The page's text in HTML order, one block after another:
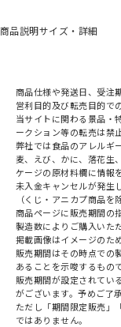
商品説明サイズ・詳細
商品仕様や発送日、受注
営利目的及び転売目的で
当サイトに関わる景品・
ークション等の転売は禁
弊社では食品のアレルギ
麦、えび、かに、落花生
ケージの原材料欄に情報
未入金キャンセルが発生
（くじ・アニカプ商品を
商品ページに販売期間の
製造数によりご購入いた
掲載画像はイメージのた
販売期間はその時点での
あることを示唆するもの
販売期間が設定されてい
がございます。予めご了
ただし「期間限定販売」
ではありません。